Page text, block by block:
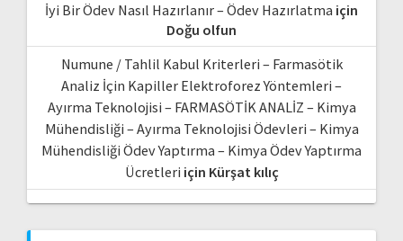
İyi Bir Ödev Nasıl Hazırlanır – Ödev Hazırlatma için
Doğu olfun
Numune / Tahlil Kabul Kriterleri – Farmasötik
Analiz İçin Kapiller Elektroforez Yöntemleri –
Ayırma Teknolojisi – FARMASÖTİK ANALİZ – Kimya
Mühendisliği – Ayırma Teknolojisi Ödevleri – Kimya
Mühendisliği Ödev Yaptırma – Kimya Ödev Yaptırma
Ücretleri için Kürşat kılıç